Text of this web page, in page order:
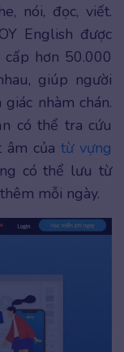
nói, đọc, viết.
English được
hơn 50.000
giúp người
nhàm chán.
có thể tra cứu
âm củatừ vựng
có thể lưu từ
mỗi ngày.